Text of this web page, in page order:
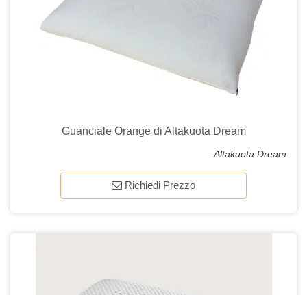
Guanciale Orange di Altakuota Dream
Altakuota Dream
Richiedi Prezzo